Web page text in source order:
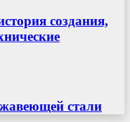
создания,
стали